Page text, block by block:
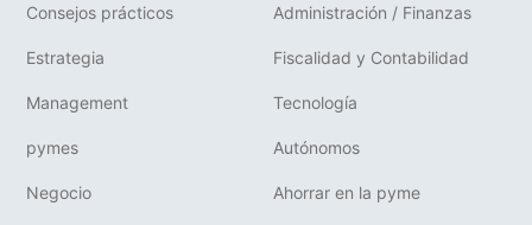
Consejos prácticos Administración / Finanzas
Estrategia Fiscalidad y Contabilidad
Management Tecnología
pymes Autónomos
Negocio Ahorrar en la pyme